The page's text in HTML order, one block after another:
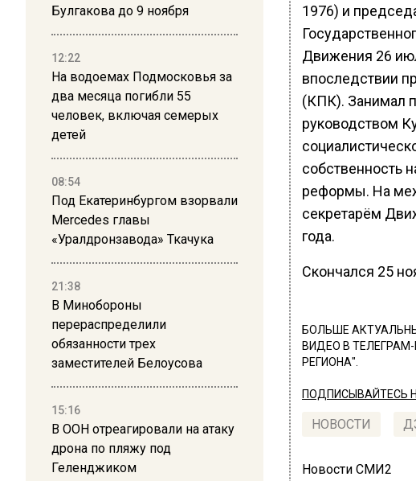
Булгакова до 9 ноября
12:22
На водоемах Подмосковья за
два месяца погибли 55
человек, включая семерых
детей
08:54
Под Екатеринбургом взорвали
Mercedes главы
«Уралдронзавода» Ткачука
21:38
В Минобороны
перераспределили
обязанности трех
заместителей Белоусова
15:16
В ООН отреагировали на атаку
дрона по пляжу под
Геленджиком
1976) и
Движения 26
впоследствии
(КПК). Занимал
руководством
собственность
реформы. На
секретарём
года.
Скончался 25
БОЛЬШЕ
ВИДЕО В
РЕГИОНА".
ПОДПИСЫВАЙТЕСЬ
НОВОСТИ
Новости СМИ2